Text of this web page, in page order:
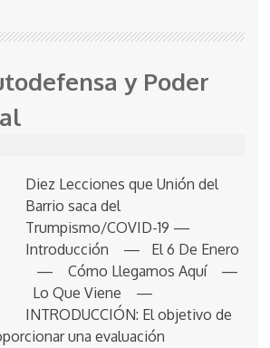
y Poder
Diez Lecciones que Unión del
Barrio saca del
Trumpismo/COVID-19 —
Introducción — El 6 De Enero
— Cómo Llegamos Aquí —
Lo Que Viene —
INTRODUCCIÓN: El objetivo de
una evaluación